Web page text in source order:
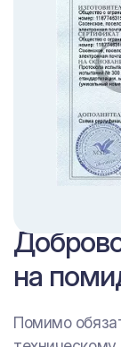
на
Помимо